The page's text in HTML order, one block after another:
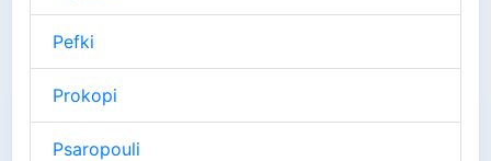
Pefki
Prokopi
Psaropouli